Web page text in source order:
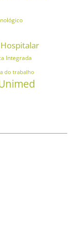
Integrada
do trabalho